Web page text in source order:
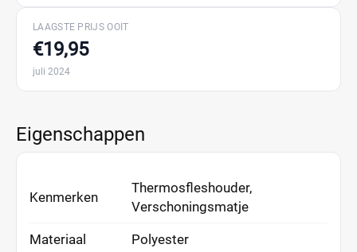
LAAGSTE PRIJS OOIT
€19,95
juli 2024
Eigenschappen
Kenmerken
Thermosfleshouder,
Verschoningsmatje
Materiaal Polyester